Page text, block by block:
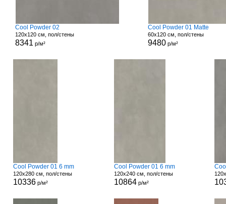
Cool Powder 02
120x120 см, пол/стены
8341 р/м²
Cool Powder 01 Matte
60x120 см, пол/стены
9480 р/м²
Cool Powder 01 6 mm
120x280 см, пол/стены
10336 р/м²
Cool Powder 01 6 mm
120x240 см, пол/стены
10864р/м²